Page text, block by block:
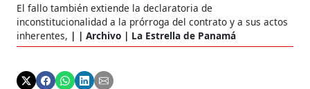
El fallo también extiende la declaratoria de
inconstitucionalidad a la prórroga del contrato y a sus actos
inherentes,
| Archivo | La Estrella de Panamá